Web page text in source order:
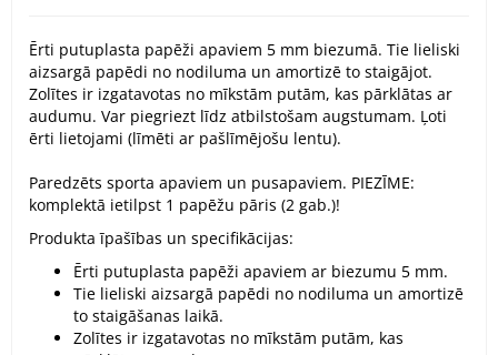
Ērti putuplasta papēži apaviem 5 mm biezumā. Tie lieliski
aizsargā papēdi no nodiluma un amortizē to staigājot.
Zolītes ir izgatavotas no mīkstām putām, kas pārklātas ar
audumu. Var piegriezt līdz atbilstošam augstumam. Ļoti
ērti lietojami (līmēti ar pašlīmējošu lentu).
Paredzēts sporta apaviem un pusapaviem. PIEZĪME:
komplektā ietilpst 1 papēžu pāris (2 gab.)!
Produkta īpašības un specifikācijas:
Ērti putuplasta papēži apaviem ar biezumu 5 mm.
Tie lieliski aizsargā papēdi no nodiluma un amortizē
to staigāšanas laikā.
Zolītes ir izgatavotas no mīkstām putām, kas